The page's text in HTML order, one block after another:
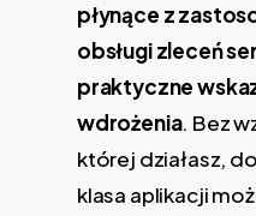
płynące z
obsługi zleceń
praktyczne
wdrożenia. Bez
której działasz,
klasa aplikacji